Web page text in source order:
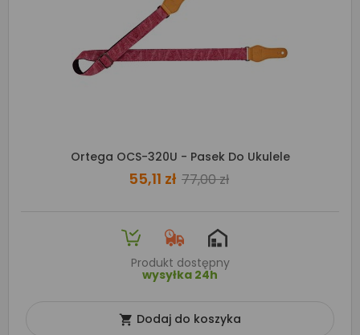
Ortega OCS-320U - Pasek Do Ukulele
55,11 zł 77,00 zł
Produkt dostępny
wysyłka 24h
 Dodaj do koszyka